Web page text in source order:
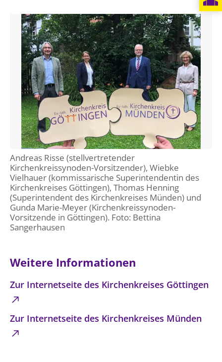
Andreas Risse (stellvertretender
Kirchenkreissynoden-Vorsitzender), Wiebke
Vielhauer (kommissarische Superintendentin des
Kirchenkreises Göttingen), Thomas Henning
(Superintendent des Kirchenkreises Münden) und
Gunda Marie-Meyer (Kirchenkreissynoden-
Vorsitzende in Göttingen). Foto: Bettina
Sangerhausen
Weitere Informationen
Zur Internetseite des Kirchenkreises Göttingen
Zur Internetseite des Kirchenkreises Münden
NKVK
Öffentlichkeitsarbeit
Personalausschuss
Projektmanagement
Recht
Terminstundenplaner